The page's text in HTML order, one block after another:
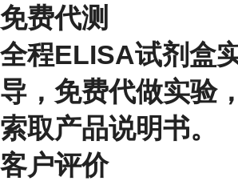
免费代测
全程ELISA试剂盒
导，免费代做实验
索取产品说明书。
客户评价